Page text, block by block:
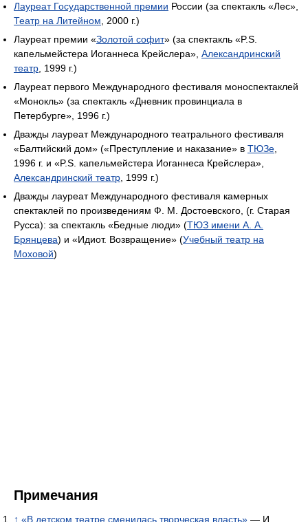
Лауреат Государственной премии России (за спектакль «Лес»,
Театр на Литейном , 2000 г.)
Лауреат премии «Золотой софит» (за спектакль «P.S.
капельмейстера Иоганнеса Крейслера», Александринский
театр , 1999 г.)
Лауреат первого Международного фестиваля моноспектаклей
«Монокль» (за спектакль «Дневник провинциала в
Петербурге», 1996 г.)
Дважды лауреат Международного театрального фестиваля
«Балтийский дом» («Преступление и наказание» в ТЮЗе
1996 г. и «P.S. капельмейстера Иоганнеса Крейслера»,
Александринский театр , 1999 г.)
Дважды лауреат Международного фестиваля камерных
спектаклей по произведениям Ф. М. Достоевского, (г. Старая
Русса): за спектакль «Бедные люди» (ТЮЗ имени А. А.
Брянцева) и «Идиот. Возвращение» (Учебный театр на
Моховой)
Примечания
↑ «В детском театре сменилась творческая власть» — И.